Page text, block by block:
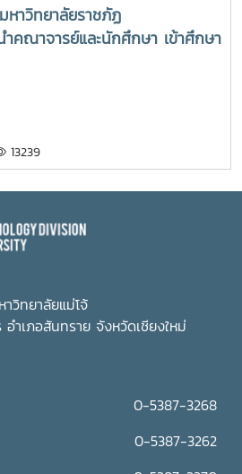
าวิทยาลัยราชภัฏ
คณาจารย์และนักศึกษา เข้าศึกษา
ารย์ ดร.นิโรจน์ สินณรงค์ ผู้ช่วย
13239
วิทยาลัยแม่โจ้
ำเภอสันทราย จังหวัดเชียงใหม่
0-5387-3268
0-5387-3262